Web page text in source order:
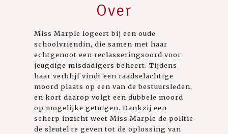
Over
Miss Marple logeert bij een oude
schoolvriendin, die samen met haar
echtgenoot een reclasseringsoord voor
jeugdige misdadigers beheert. Tijdens
haar verblijf vindt een raadselachtige
moord plaats op een van de bestuursleden,
en kort daarop volgt een dubbele moord
op mogelijke getuigen. Dankzij een
scherp inzicht weet Miss Marple de politie
de sleutel te geven tot de oplossing van